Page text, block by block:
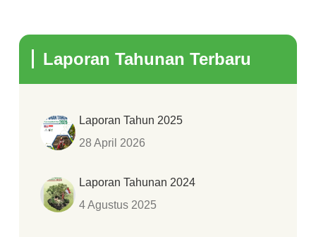
Laporan Tahunan Terbaru
Laporan Tahun 2025
28 April 2026
Laporan Tahunan 2024
4 Agustus 2025